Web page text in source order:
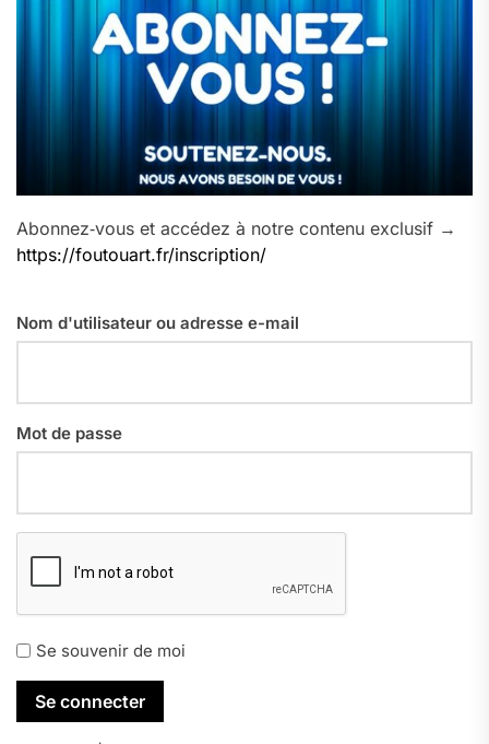
Abonnez‑vous et accédez à notre contenu exclusif →
https://foutouart.fr/inscription/
Nom d'utilisateur ou adresse e-mail
Mot de passe
Se souvenir de moi